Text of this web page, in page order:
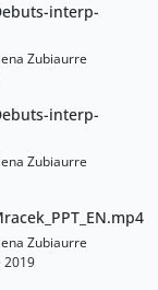
interp-
Zubiaurre
interp-
Zubiaurre
Zubiaurre
2019